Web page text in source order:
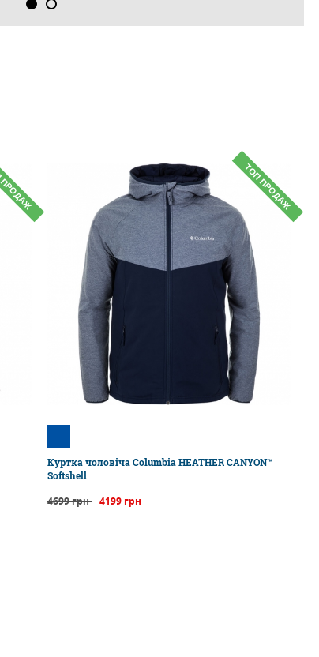
ТОП ПРОДАЖ
Куртка чоловіча Columbia HEATHER CANYON™
Softshell
4699 грн 4199 грн